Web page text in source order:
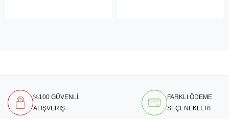
%100 GÜVENLİ
ALIŞVERİŞ
FARKLI ÖDEME
SEÇENEKLERİ